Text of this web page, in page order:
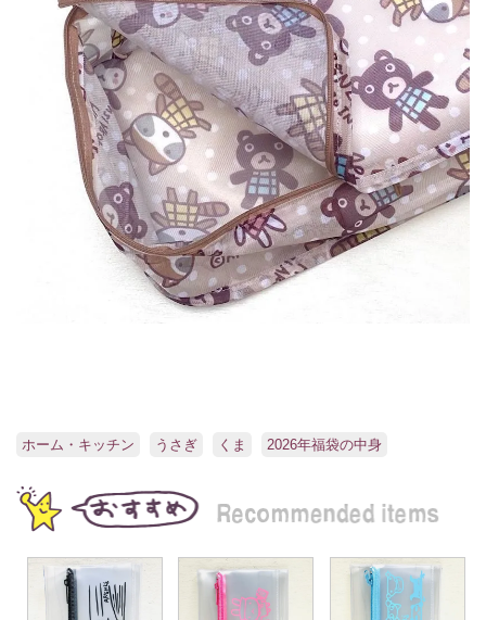
ホーム・キッチン うさぎ くま 2026年福袋の中身